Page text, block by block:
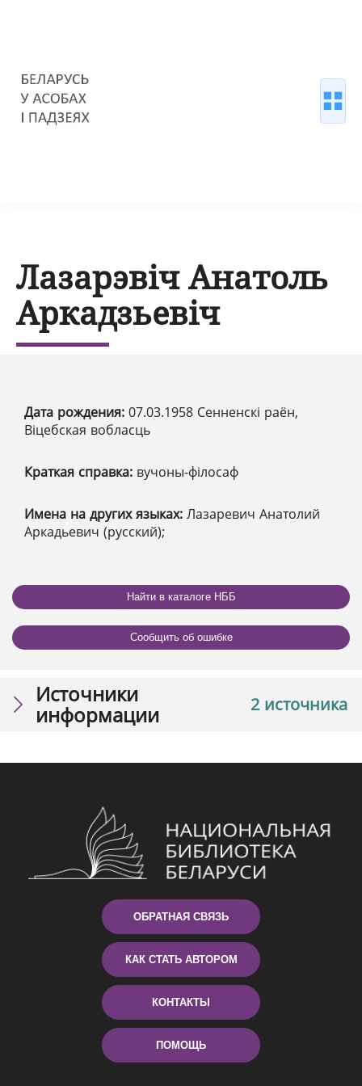
Лазарэвіч Анатоль
Аркадзьевіч
Дата рождения: 07.03.1958 Сенненскі раён,
Віцебская вобласць
Краткая справка: вучоны-філосаф
Имена на других языках: Лазаревич Анатолий
Аркадьевич (русский);
Найти в каталоге НББ
Сообщить об ошибке
2 источника
Источники
информации
ОБРАТНАЯ СВЯЗЬ
КАК СТАТЬ АВТОРОМ
КОНТАКТЫ
ПОМОЩЬ